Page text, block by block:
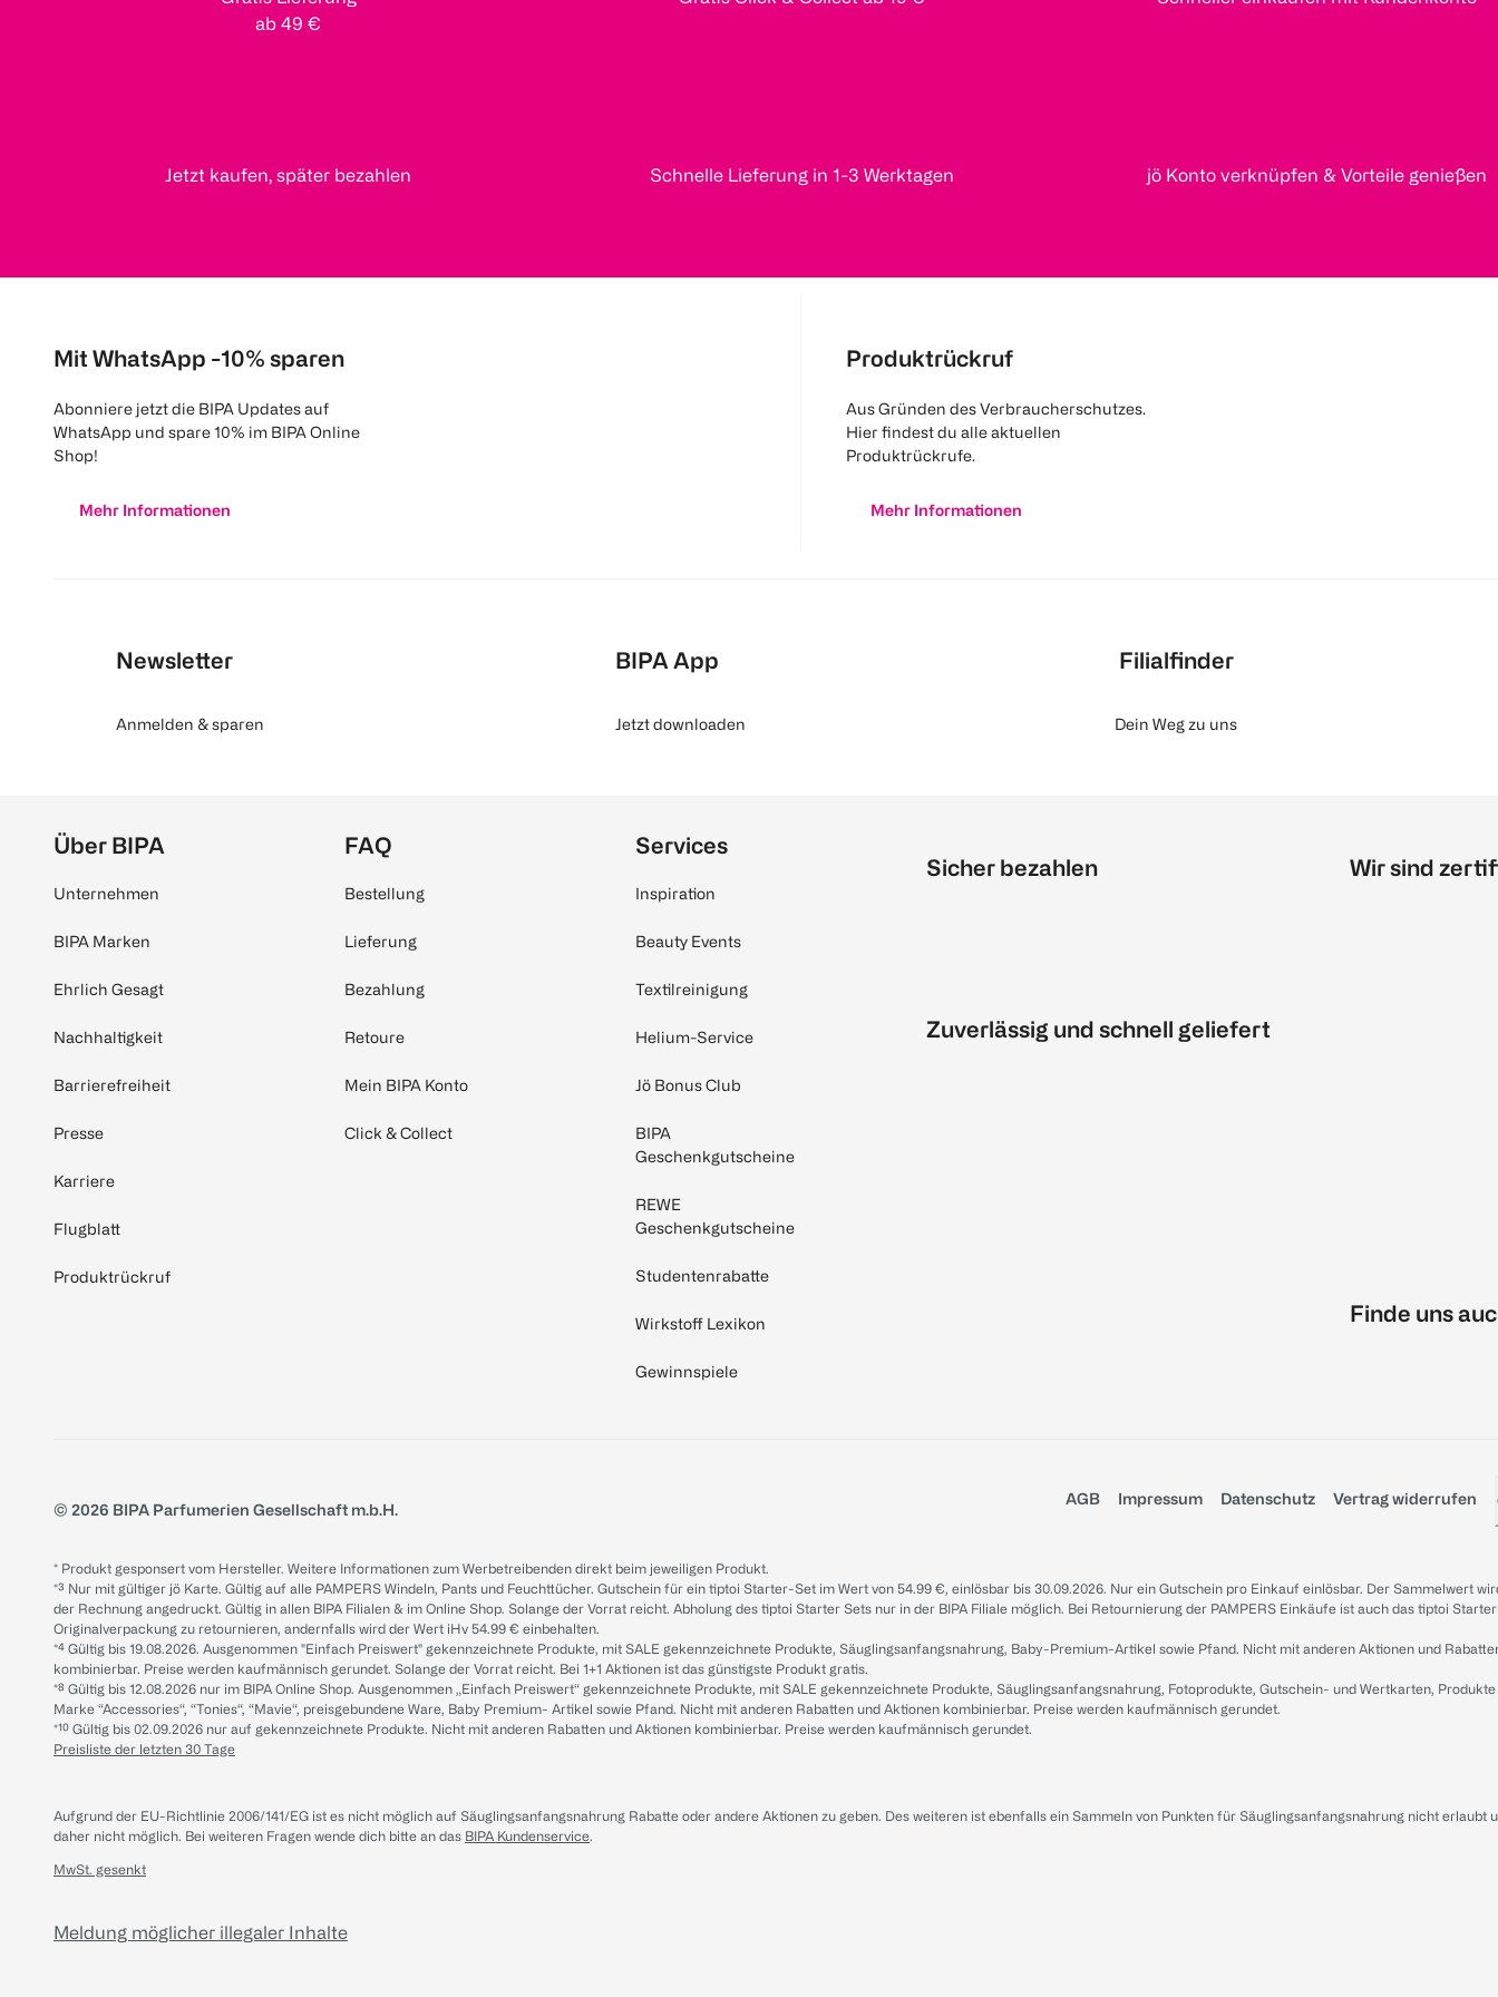
ab 49 €
Jetzt kaufen, später bezahlen Schnelle Lieferung in 1-3 Werktagen jö Konto verknüpfen & Vorteile genießen
Mit WhatsApp -10% sparen
Abonniere jetzt die BIPA Updates auf
WhatsApp und spare 10% im BIPA Online
Shop!
Mehr Informationen
Produktrückruf
Aus Gründen des Verbraucherschutzes.
Hier findest du alle aktuellen
Produktrückrufe.
Mehr Informationen
Newsletter
Anmelden & sparen
BIPA App
Jetzt downloaden
Filialfinder
Dein Weg zu uns
Über BIPA
Unternehmen
BIPA Marken
Ehrlich Gesagt
Nachhaltigkeit
Barrierefreiheit
Presse
Karriere
Flugblatt
Produktrückruf
FAQ
Bestellung
Lieferung
Bezahlung
Retoure
Mein BIPA Konto
Click & Collect
Services
Inspiration
Beauty Events
Textilreinigung
Helium-Service
Jö Bonus Club
BIPA
Geschenkgutscheine
REWE
Geschenkgutscheine
Studentenrabatte
Wirkstoff Lexikon
Gewinnspiele
Sicher bezahlen
Zuverlässig und schnell geliefert
Wir sind
Finde uns
© 2026 BIPA Parfumerien Gesellschaft m.b.H.
AGB Impressum Datenschutz Vertrag widerrufen
* Produkt gesponsert vom Hersteller. Weitere Informationen zum Werbetreibenden direkt beim jeweiligen Produkt.
*³ Nur mit gültiger jö Karte. Gültig auf alle PAMPERS Windeln, Pants und Feuchttücher. Gutschein für ein tiptoi Starter-Set im Wert von 54.99 €, einlösbar bis 30.09.2026. Nur ein Gutschein pro Einkauf einlösbar. Der Sammelwert
der Rechnung angedruckt. Gültig in allen BIPA Filialen & im Online Shop. Solange der Vorrat reicht. Abholung des tiptoi Starter Sets nur in der BIPA Filiale möglich. Bei Retournierung der PAMPERS Einkäufe ist auch das tiptoi
Originalverpackung zu retournieren, andernfalls wird der Wert iHv 54.99 € einbehalten.
*⁴ Gültig bis 19.08.2026. Ausgenommen "Einfach Preiswert" gekennzeichnete Produkte, mit SALE gekennzeichnete Produkte, Säuglingsanfangsnahrung, Baby-Premium-Artikel sowie Pfand. Nicht mit anderen Aktionen und
kombinierbar. Preise werden kaufmännisch gerundet. Solange der Vorrat reicht. Bei 1+1 Aktionen ist das günstigste Produkt gratis.
*⁸ Gültig bis 12.08.2026 nur im BIPA Online Shop. Ausgenommen „Einfach Preiswert“ gekennzeichnete Produkte, mit SALE gekennzeichnete Produkte, Säuglingsanfangsnahrung, Fotoprodukte, Gutschein- und Wertkarten,
Marke “Accessories“, “Tonies“, “Mavie“, preisgebundene Ware, Baby Premium- Artikel sowie Pfand. Nicht mit anderen Rabatten und Aktionen kombinierbar. Preise werden kaufmännisch gerundet.
*¹⁰ Gültig bis 02.09.2026 nur auf gekennzeichnete Produkte. Nicht mit anderen Rabatten und Aktionen kombinierbar. Preise werden kaufmännisch gerundet.
Preisliste der letzten 30 Tage
Aufgrund der EU-Richtlinie 2006/141/EG ist es nicht möglich auf Säuglingsanfangsnahrung Rabatte oder andere Aktionen zu geben. Des weiteren ist ebenfalls ein Sammeln von Punkten für Säuglingsanfangsnahrung nicht erlaubt
daher nicht möglich. Bei weiteren Fragen wende dich bitte an das BIPA Kundenservice.
MwSt. gesenkt
Meldung möglicher illegaler Inhalte